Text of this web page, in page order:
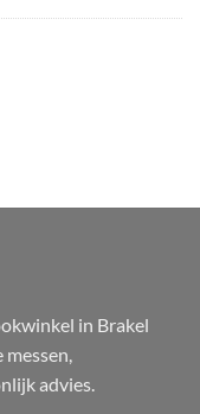
in Brakel
messen,
advies.